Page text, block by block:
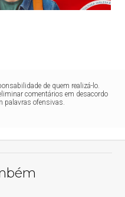
de quem realizá-lo.
comentários em desacordo
palavras ofensivas.